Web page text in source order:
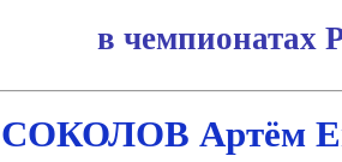
в чемпионатах
СОКОЛОВ Артём